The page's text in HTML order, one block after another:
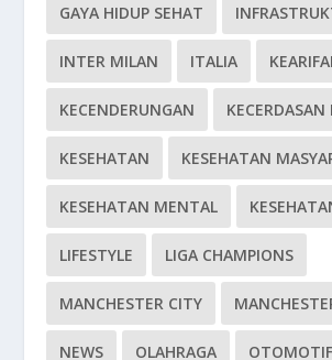
GAYA HIDUP SEHAT
INTER MILAN ITALIA
KECENDERUNGAN
KESEHATAN KESEHATAN
KESEHATAN MENTAL
LIFESTYLE LIGA CHAMPIONS
MANCHESTER CITY
NEWS OLAHRAGA OTOMOTIF